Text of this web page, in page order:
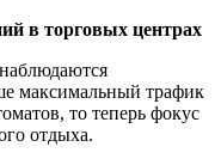
в торговых центрах
максимальный трафик
то теперь фокус
отдыха.